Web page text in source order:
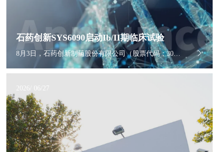
石药创新SYS6090启动Ib/II期临床试验
2026/ 06/27